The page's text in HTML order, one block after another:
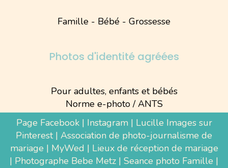
Famille - Bébé - Grossesse
Photos d'identité agréées
Pour adultes, enfants et bébés
Norme e-photo / ANTS
Page Facebook| Instagram| Lucille Images sur
Pinterest| Association de photo-journalisme de
mariage | MyWed | Lieux de réception de mariage
| Photographe Bebe Metz | Seance photo Famille |